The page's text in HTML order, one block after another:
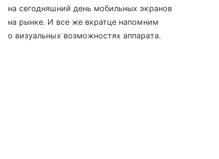
на сегодняшний день мобильных экранов
на рынке. И все же вкратце напомним
о визуальных возможностях аппарата.